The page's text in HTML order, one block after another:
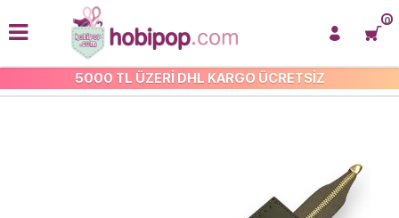
5000 TL ÜZERİ DHL KARGO ÜCRETSİZ
0
ÇANTA KAPAKLARI